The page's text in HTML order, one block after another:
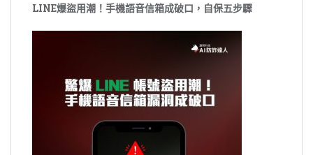
LINE爆盜用潮！手機語音信箱成破口，自保五步驟